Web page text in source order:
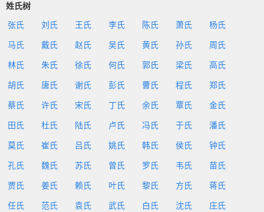
姓氏树
张氏 刘氏 王氏 李氏 陈氏 萧氏 杨氏
马氏 戴氏 赵氏 吴氏 黄氏 孙氏 周氏
林氏 朱氏 徐氏 何氏 郭氏 梁氏 高氏
胡氏 唐氏 谢氏 彭氏 曹氏 程氏 郑氏
蔡氏 许氏 宋氏 丁氏 余氏 覃氏 金氏
田氏 杜氏 陆氏 卢氏 冯氏 于氏 潘氏
莫氏 崔氏 吕氏 姚氏 韩氏 侯氏 钟氏
孔氏 魏氏 苏氏 曾氏 罗氏 韦氏 苗氏
贾氏 姜氏 赖氏 叶氏 黎氏 方氏 蒋氏
任氏 范氏 袁氏 武氏 白氏 沈氏 庄氏